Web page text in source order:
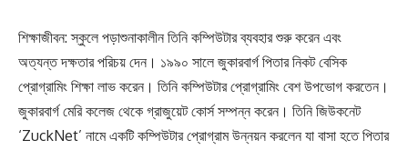
শিক্ষাজীবন: স্কুলে পড়াশুনাকালীন তিনি কম্পিউটার ব্যবহার শুরু করেন এবং
অত্যন্ত দক্ষতার পরিচয় দেন। ১৯৯০ সালে জুকারবার্গ পিতার নিকট বেসিক
প্রোগ্রামিং শিক্ষা লাভ করেন। তিনি কম্পিউটার প্রোগ্রামিং বেশ উপভোগ করতেন।
জুকারবার্গ মেরি কলেজ থেকে গ্রাজুয়েট কোর্স সম্পন্ন করেন। তিনি জিউকনেট
‘ZuckNet’ নামে একটি কম্পিউটার প্রোগ্রাম উন্নয়ন করলেন যা বাসা হতে পিতার